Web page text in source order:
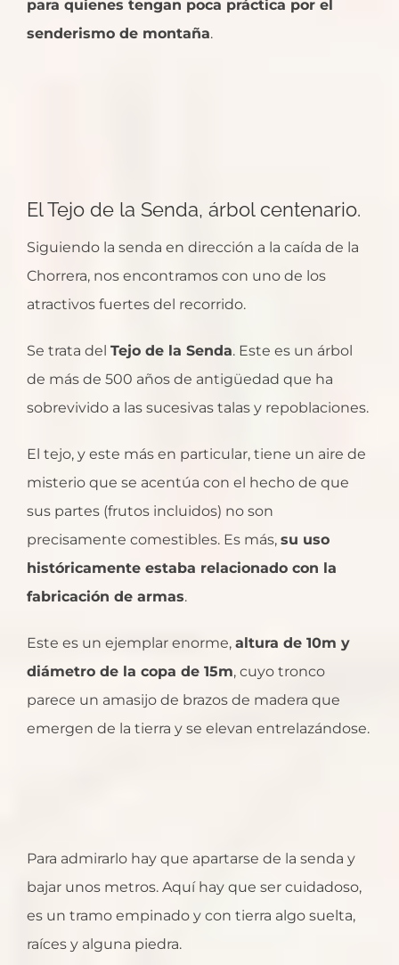
para quienes tengan poca práctica por el
senderismo de montaña.
El Tejo de la Senda, árbol centenario.
Siguiendo la senda en dirección a la caída de la
Chorrera, nos encontramos con uno de los
atractivos fuertes del recorrido.
Se trata del Tejo de la Senda. Este es un árbol
de más de 500 años de antigüedad que ha
sobrevivido a las sucesivas talas y repoblaciones.
El tejo, y este más en particular, tiene un aire de
misterio que se acentúa con el hecho de que
sus partes (frutos incluidos) no son
precisamente comestibles. Es más, su uso
históricamente estaba relacionado con la
fabricación de armas.
Este es un ejemplar enorme, altura de 10m y
diámetro de la copa de 15m, cuyo tronco
parece un amasijo de brazos de madera que
emergen de la tierra y se elevan entrelazándose.
Para admirarlo hay que apartarse de la senda y
bajar unos metros. Aquí hay que ser cuidadoso,
es un tramo empinado y con tierra algo suelta,
raíces y alguna piedra.